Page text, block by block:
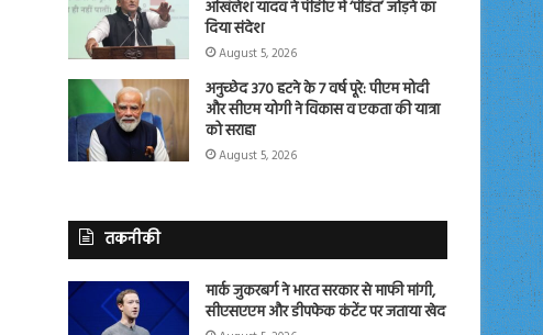
अखिलेश यादव ने पीडीए में ‘पंडित’ जोड़ने का
दिया संदेश
August 5, 2026
अनुच्छेद 370 हटने के 7 वर्ष पूरे: पीएम मोदी
और सीएम योगी ने विकास व एकता की यात्रा
को सराहा
August 5, 2026
तकनीकी
मार्क जुकरबर्ग ने भारत सरकार से माफी मांगी,
सीएसएएम और डीपफेक कंटेंट पर जताया खेद